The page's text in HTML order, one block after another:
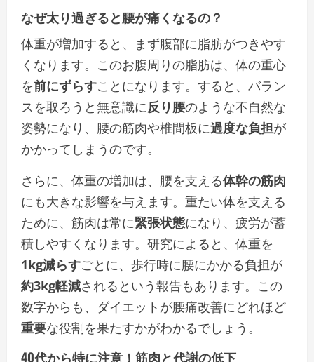
なぜ太り過ぎると腰が痛くなるの？
体重が増加すると、まず腹部に脂肪がつきやす
くなります。このお腹周りの脂肪は、体の重心
を前にずらすことになります。すると、バラン
スを取ろうと無意識に反り腰のような不自然な
姿勢になり、腰の筋肉や椎間板に過度な負担が
かかってしまうのです。
さらに、体重の増加は、腰を支える体幹の筋肉
にも大きな影響を与えます。重たい体を支える
ために、筋肉は常に緊張状態になり、疲労が蓄
積しやすくなります。研究によると、体重を
1kg減らすごとに、歩行時に腰にかかる負担が
約3kg軽減されるという報告もあります。この
数字からも、ダイエットが腰痛改善にどれほど
重要な役割を果たすかがわかるでしょう。
40代から特に注意！筋肉と代謝の低下